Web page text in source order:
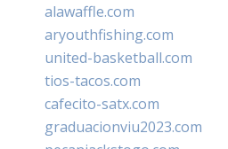
alawaffle.com
aryouthfishing.com
united-basketball.com
tios-tacos.com
cafecito-satx.com
graduacionviu2023.com